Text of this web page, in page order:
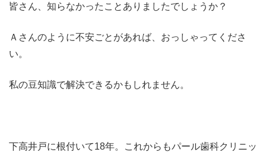
皆さん、知らなかったことありましたでしょうか？
Ａさんのように不安ごとがあれば、おっしゃってくださ
い。
私の豆知識で解決できるかもしれません。
下高井戸に根付いて18年。これからもパール歯科クリニッ